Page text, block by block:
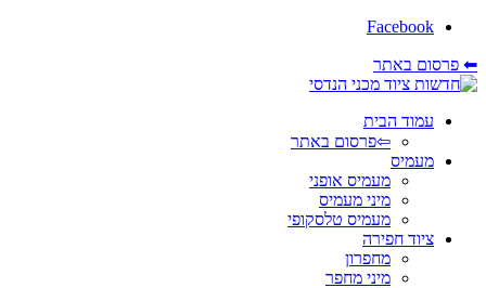
Facebook
⬅ פרסום באתר
עמוד הבית
⇦פרסום באתר
מעמיס
מעמיס אופני
מיני מעמיס
מעמיס טלסקופי
ציוד חפירה
מחפרון
מיני מחפר